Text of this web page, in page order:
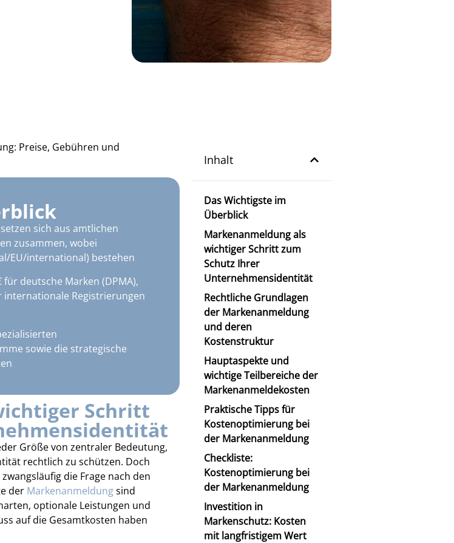
Preise, Gebühren und
sich aus amtlichen
zusammen, wobei
EU/international) bestehen
deutsche Marken (DPMA),
internationale Registrierungen
sowie die strategische
Schritt
Größe von zentraler Bedeutung,
rechtlich zu schützen. Doch
die Frage nach den
der Markenanmeldungsind
optionale Leistungen und
auf die Gesamtkosten haben
Inhalt
Das Wichtigste im
Überblick
Markenanmeldung als
wichtiger Schritt zum
Schutz Ihrer
Unternehmensidentität
Rechtliche Grundlagen
der Markenanmeldung
und deren
Kostenstruktur
Hauptaspekte und
wichtige Teilbereiche der
Markenanmeldekosten
Praktische Tipps für
Kostenoptimierung bei
der Markenanmeldung
Checkliste:
Kostenoptimierung bei
der Markenanmeldung
Investition in
Markenschutz: Kosten
mit langfristigem Wert